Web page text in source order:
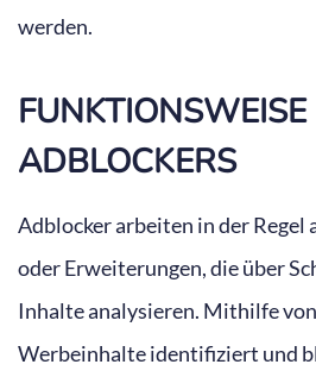
werden.
FUNKTIONSWEISE
ADBLOCKERS
Adblocker arbeiten in der Regel
oder Erweiterungen, die über
Inhalte analysieren. Mithilfe
Werbeinhalte identifiziert und